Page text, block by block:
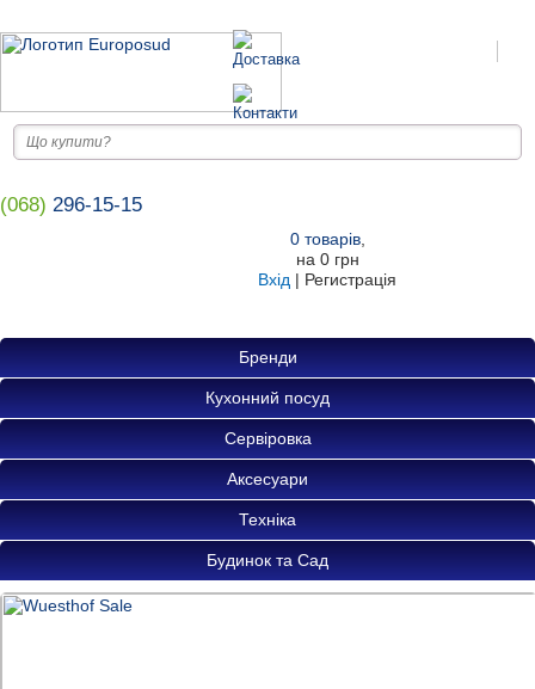
(068) 296-15-15
0товарів,
на 0 грн
Вхід | Регистрація
Бренди
Кухонний посуд
Сервіровка
Аксесуари
Техніка
Будинок та Сад